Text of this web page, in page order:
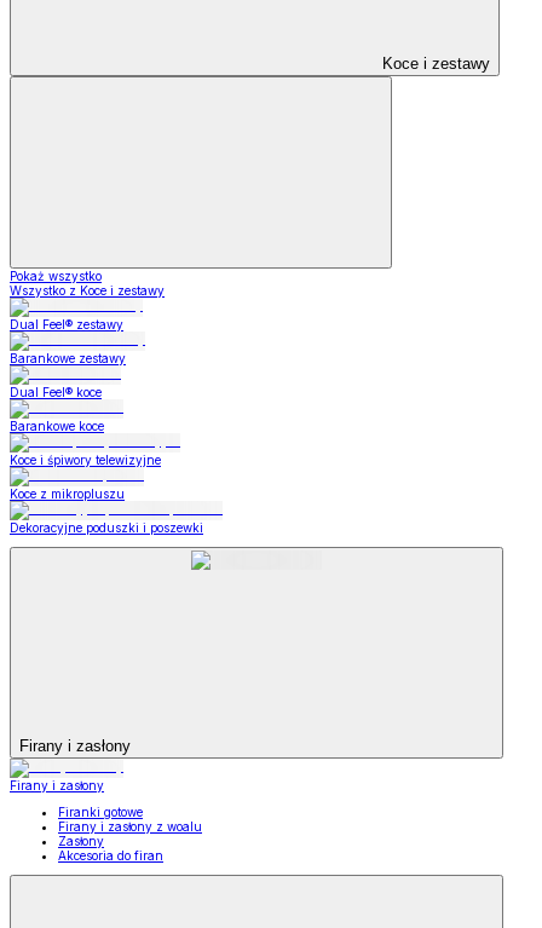
Koce i zestawy
Pokaż wszystko
Wszystko z Koce i zestawy
Dual Feel® zestawy
Barankowe zestawy
Dual Feel® koce
Barankowe koce
Koce i śpiwory telewizyjne
Koce z mikropluszu
Dekoracyjne poduszki i poszewki
Firany i zasłony
Firany i zasłony
Firanki gotowe
Firany i zasłony z woalu
Zasłony
Akcesoria do firan